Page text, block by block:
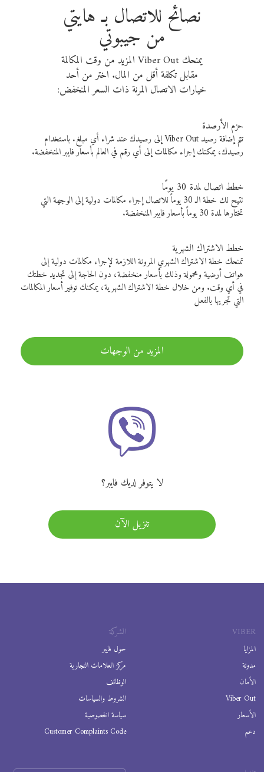
نصائح للاتصال بـ هايتي
من جيبوتي
يمنحك Viber Out المزيد من وقت المكالمة
مقابل تكلفة أقل من المال. اختر من أحد
خيارات الاتصال المرنة ذات السعر المنخفض:
حزم الأرصدة
تتم إضافة رصيد Viber Out إلى رصيدك عند شراء أي مبلغ. باستخدام
رصيدك، يمكنك إجراء مكالمات إلى أي رقم في العالم بأسعار فايبر المنخفضة.
خطط اتصال لمدة 30 يومًا
تتيح لك خطة الـ 30 يوماً للاتصال إجراء مكالمات دولية إلى الوجهة التي
تختارها لمدة 30 يوماً بأسعار فايبر المنخفضة.
خطط الاشتراك الشهرية
تمنحك خطة الاشتراك الشهري المرونة اللازمة لإجراء مكالمات دولية إلى
هواتف أرضية ومحمولة وذلك بأسعار منخفضة، دون الحاجة إلى تجديد خطتك
في أي وقت. ومن خلال خطة الاشتراك الشهرية، يمكنك توفير أسعار المكالمات
التي تجريها بالفعل
المزيد من الوجهات
لا يتوفر لديك فايبر؟
تنزيل الآن
VIBER
المزايا
مدونة
الأمان
Viber Out
الأسعار
دعم
الشركة
حول فايبر
مركز العلامات التجارية
الوظائف
الشروط والسياسات
سياسة الخصوصية
Customer Complaints Code